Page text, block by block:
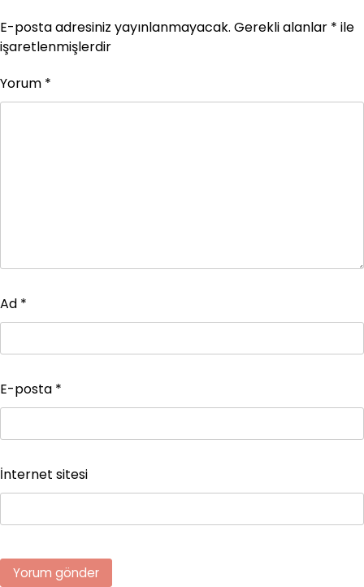
E-posta adresiniz yayınlanmayacak. Gerekli alanlar * ile
işaretlenmişlerdir
Yorum *
Ad *
E-posta *
İnternet sitesi